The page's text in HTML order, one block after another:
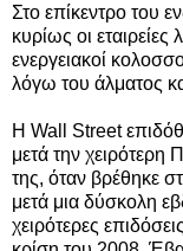
Στο επίκεντρο του
κυρίως οι εταιρείες
ενεργειακοί
λόγω του άλματος
Η Wall Street
μετά την χειρότερη
της, όταν βρέθηκε
μετά μια δύσκολη
χειρότερες